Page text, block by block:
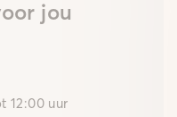
jou
12:00 uur